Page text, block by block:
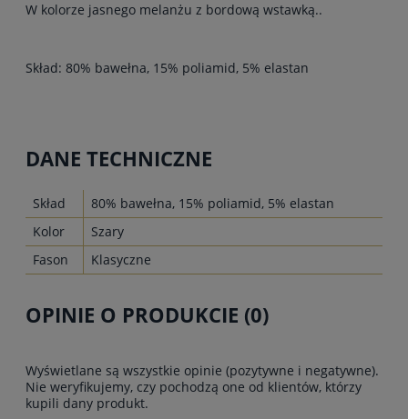
W kolorze jasnego melanżu z bordową wstawką..
Skład: 80% bawełna, 15% poliamid, 5% elastan
DANE TECHNICZNE
Skład
80% bawełna, 15% poliamid, 5% elastan
Kolor
Szary
Fason
Klasyczne
OPINIE O PRODUKCIE (0)
Wyświetlane są wszystkie opinie (pozytywne i negatywne).
Nie weryfikujemy, czy pochodzą one od klientów, którzy
kupili dany produkt.